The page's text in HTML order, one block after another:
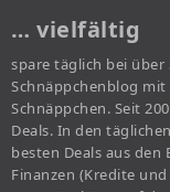
… vielfältig
spare täglich bei über
Schnäppchenblog
Schnäppchen. Seit
Deals. In den
besten Deals aus
Finanzen (Kredite